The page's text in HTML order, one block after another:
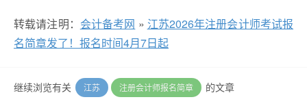
转载请注明： 会计备考网 » 江苏2026年注册会计师考试报
名简章发了！报名时间4月7日起
继续浏览有关 江苏 注册会计师报名简章 的文章